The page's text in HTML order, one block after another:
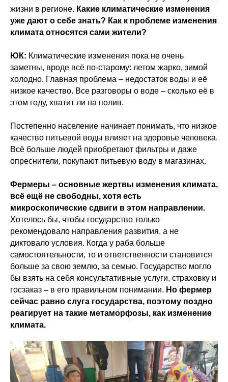
жизни в регионе. Какие климатические изменения
уже дают о себе знать? Как к проблеме изменения
климата относятся сами жители?
ЮК: Климатические изменения пока не очень
заметны, вроде всё по-старому: летом жарко, зимой
холодно. Главная проблема – недостаток воды и её
низкое качество. Все разговоры о воде – сколько её в
этом году, хватит ли на полив.
Постепенно население начинает понимать, что низкое
качество питьевой воды влияет на здоровье человека.
Всё больше людей приобретают фильтры и даже
опреснители, покупают питьевую воду в магазинах.
Фермеры – основные жертвы изменения климата,
всё ещё не свободны, хотя есть
микроскопические сдвиги в этом направлении.
Хотелось бы, чтобы государство только
рекомендовало направления развития, а не
диктовало условия. Когда у раба больше
самостоятельности, то и ответственности становится
больше за свою землю, за семью. Государство могло
бы взять на себя консультативные услуги, страховку и
госзаказ – в его правильном понимании. Но фермер
сейчас равно слуга государства, поэтому поздно
реагирует на такие метаморфозы, как изменение
климата.